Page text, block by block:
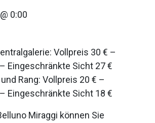
0:00
Vollpreis 30 € –
Eingeschränkte Sicht 27 €
Rang: Vollpreis 20 € –
Eingeschränkte Sicht 18 €
Miraggi können Sie